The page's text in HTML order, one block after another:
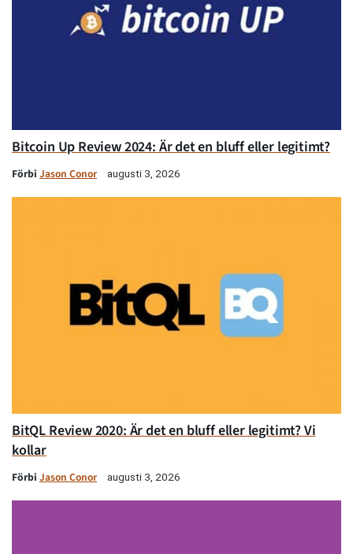
Bitcoin Up Review 2024: Är det en bluff eller legitimt?
Förbi Jason Conor augusti 3, 2026
BitQL Review 2020: Är det en bluff eller legitimt? Vi
kollar
Förbi Jason Conor augusti 3, 2026